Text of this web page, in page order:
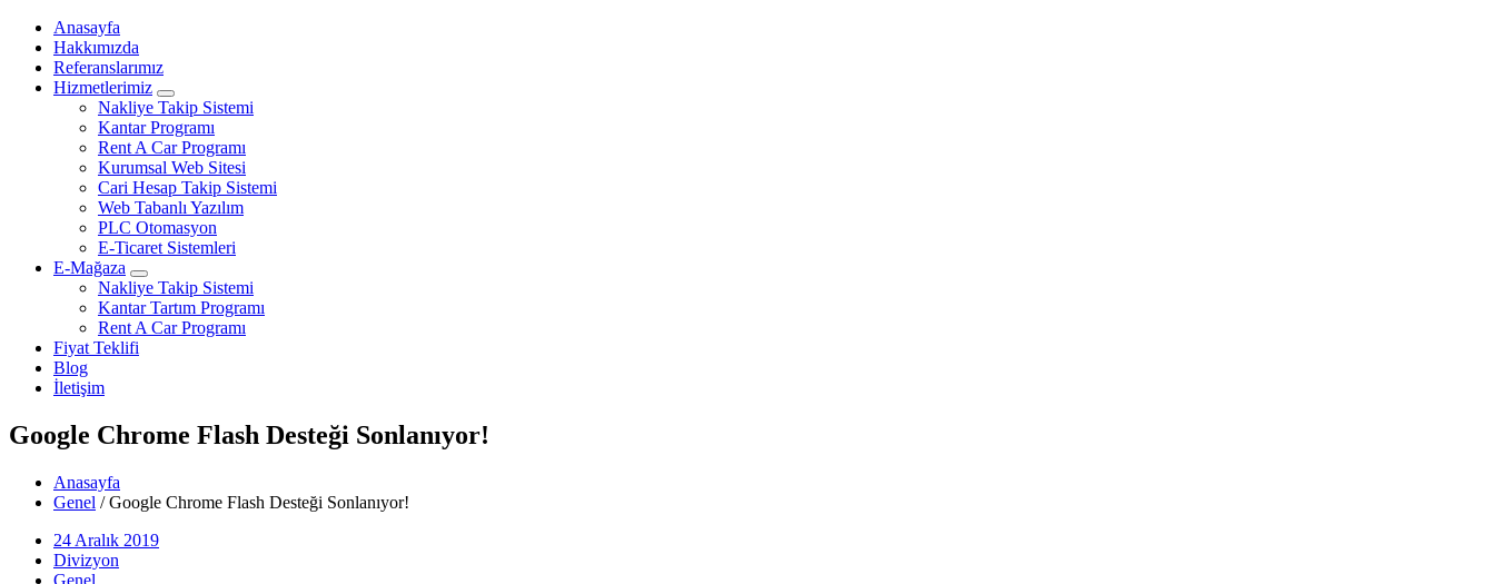
Anasayfa
Hakkımızda
Referanslarımız
Hizmetlerimiz
Nakliye Takip Sistemi
Kantar Programı
Rent A Car Programı
Kurumsal Web Sitesi
Cari Hesap Takip Sistemi
Web Tabanlı Yazılım
PLC Otomasyon
E-Ticaret Sistemleri
E-Mağaza
Nakliye Takip Sistemi
Kantar Tartım Programı
Rent A Car Programı
Fiyat Teklifi
Blog
İletişim
Google Chrome Flash Desteği Sonlanıyor!
Anasayfa
Genel /Google Chrome Flash Desteği Sonlanıyor!
24 Aralık 2019
Divizyon
Genel